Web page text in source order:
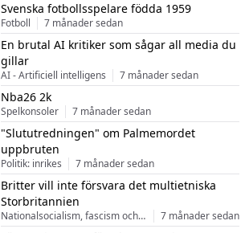
Svenska fotbollsspelare födda 1959
Fotboll 7 månader sedan
En brutal AI kritiker som sågar all media du
gillar
AI - Artificiell intelligens 7 månader sedan
Nba26 2k
Spelkonsoler 7 månader sedan
"Slututredningen" om Palmemordet
uppbruten
Politik: inrikes 7 månader sedan
Britter vill inte försvara det multietniska
Storbritannien
Nationalsocialism, fascism och nationalism 7 månader sedan